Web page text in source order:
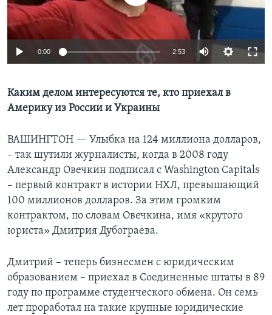
Learning English
СОЦИАЛЬНЫЕ СЕТИ
Языки
0:00 2:53
Каким делом интересуются те, кто приехал в
Америку из России и Украины
ВАШИНГТОН — Улыбка на 124 миллиона долларов,
– так шутили журналисты, когда в 2008 году
Александр Овечкин подписал с Washington Capitals
– первый контракт в истории НХЛ, превышающий
100 миллионов долларов. За этим громким
контрактом, по словам Овечкина, имя «крутого
юриста» Дмитрия Дубограева.
Дмитрий – теперь бизнесмен с юридическим
образованием – приехал в Соединенные штаты в 89
году по программе студенческого обмена. Он семь
лет проработал на такие крупные юридические